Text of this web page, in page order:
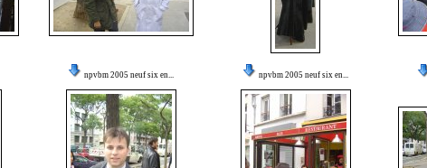
npvbm 2005 neuf six en... npvbm 2005 neuf six en...